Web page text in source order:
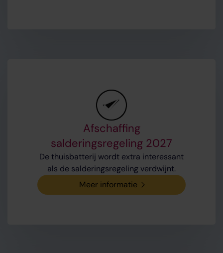
Afschaffing
salderingsregeling 2027
De thuisbatterij wordt extra interessant
als de salderingsregeling verdwijnt.
Meer informatie